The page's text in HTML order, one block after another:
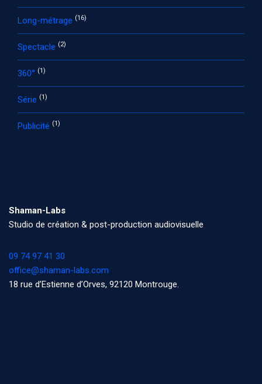
Long-métrage (16)
Spectacle (2)
360° (1)
Série (1)
Publicité (1)
Shaman-Labs
Studio de création & post-production audiovisuelle
09 74 97 41 30
office@shaman-labs.com
18 rue d’Estienne d’Orves, 92120 Montrouge.